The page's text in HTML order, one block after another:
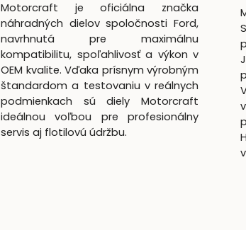
Motorcraft je oficiálna značka
náhradných dielov spoločnosti Ford,
navrhnutá pre maximálnu
kompatibilitu, spoľahlivosť a výkon v
OEM kvalite. Vďaka prísnym výrobným
štandardom a testovaniu v reálnych
podmienkach sú diely Motorcraft
ideálnou voľbou pre profesionálny
servis aj flotilovú údržbu.